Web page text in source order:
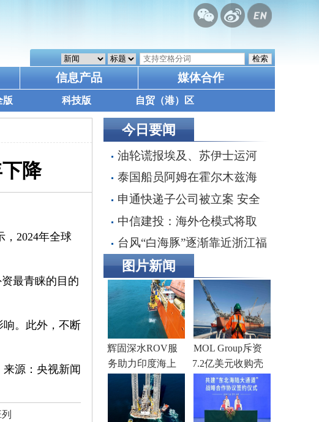
信息产品 媒体合作
版 科技版 自贸（港）区
降
，2024年全球
最青睐的目的
响。此外，不断
来源：央视新闻
今日要闻
油轮谎报埃及、苏伊士运河
为目的港，掩盖沙特红海装货行
泰国船员阿姆在霍尔木兹海
峡遭枪击身亡 遗体运抵家乡
申通快递子公司被立案 安全
事故频发引监管追责 30亿融资
搁浅数智化转型承压
中信建投：海外仓模式将取
代直邮成为主流 具全链条能力
端到端整合者将最终胜出
台风“白海豚”逐渐靠近浙江福
建 沿海多地停航停工应对防范
图片新闻
辉固深水ROV服
务助力印度海上
钻井作业
MOL Group斥资
7.2亿美元收购壳
牌旗下塞浦路斯
子公司